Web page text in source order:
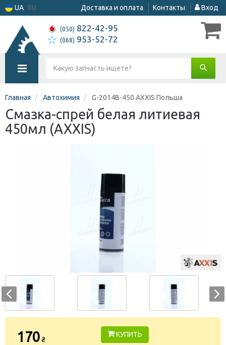
UA RU Доставка и оплата Контакты Вход
(050) 822-42-95
(068) 953-52-72
Главная Автохимия G-2014B-450 AXXIS Польша
Смазка-спрей белая литиевая
450мл (AXXIS)
170₴
КУПИТЬ